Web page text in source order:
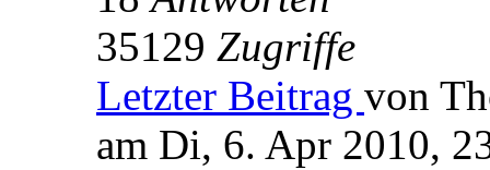
35129 Zugriffe
Letzter Beitrag von
am Di, 6. Apr 2010,